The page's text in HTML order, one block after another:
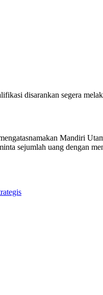
disarankan segera
Mandiri
sejumlah uang dengan